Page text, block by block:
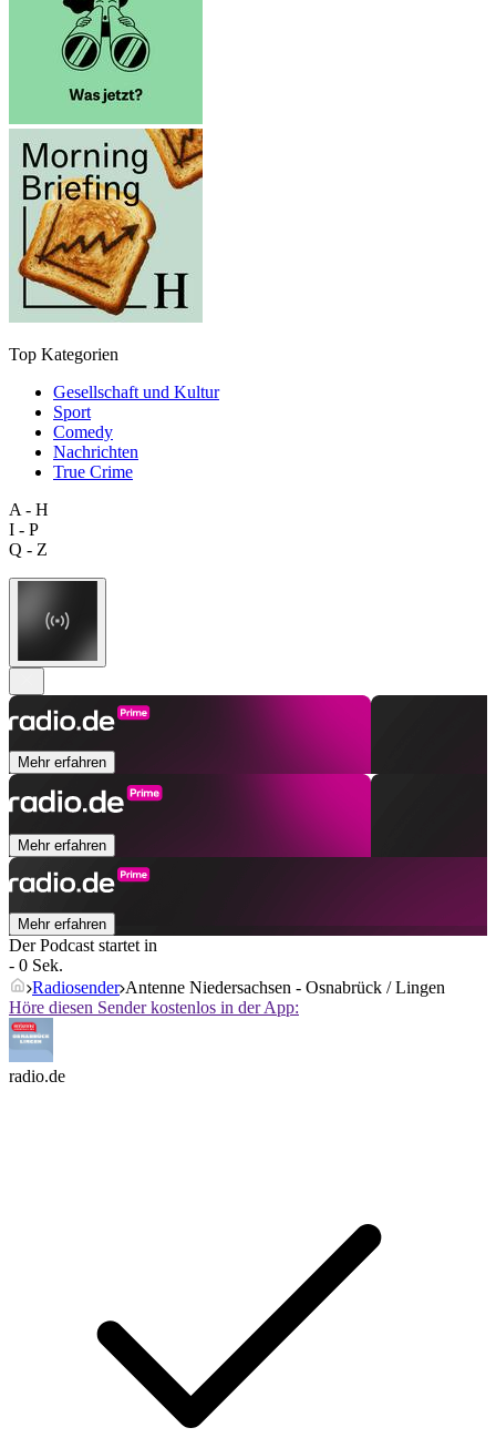
Top Kategorien
Gesellschaft und Kultur
Sport
Comedy
Nachrichten
True Crime
A - H
I - P
Q - Z
Mehr erfahren
Mehr erfahren
Mehr erfahren
Der Podcast startet in
- 0 Sek.
Radiosender Antenne Niedersachsen - Osnabrück / Lingen
Höre diesen Sender kostenlos in der App:
radio.de